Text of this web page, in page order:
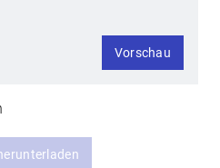
Vorschau